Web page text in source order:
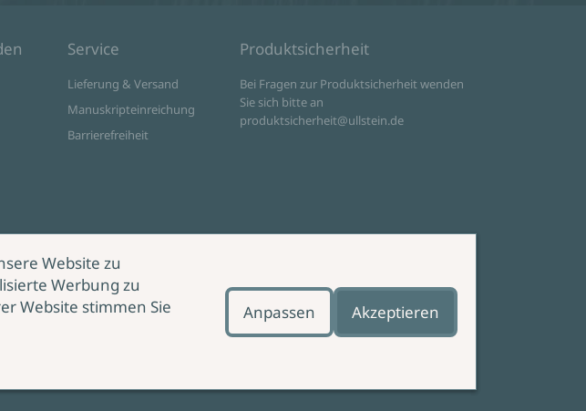
Service
Lieferung & Versand
Manuskripteinreichung
Barrierefreiheit
Produktsicherheit
Bei Fragen zur Produktsicherheit wenden
Sie sich bitte an
produktsicherheit@ullstein.de
Website zu
Werbung zu
Website stimmen Sie
Anpassen Akzeptieren